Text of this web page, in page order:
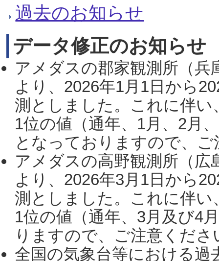
過去のお知らせ
データ修正のお知らせ
アメダスの郡家観測所（
より、2026年1月1日から
測としました。これに伴い
1位の値（通年、1月、2月
となっておりますので、
アメダスの高野観測所（
より、2026年3月1日から
測としました。これに伴い
1位の値（通年、3月及び4
りますので、ご注意くだ
全国の気象台等における過